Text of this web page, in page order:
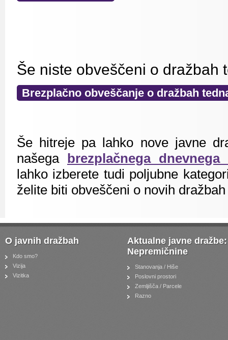
Še niste obveščeni o dražbah
Brezplačno obveščanje o dražbah
Še hitreje pa lahko nove javne
našega brezplačnega dnevnega
lahko izberete tudi poljubne
želite biti obveščeni o novih
O javnih dražbah
Kdo smo?
Vizija
Vizitka
Aktualne javne dražbe:
Nepremičnine
Stanovanja / Hiše
Poslovni prostori
Zemljišča / Parcele
Razno